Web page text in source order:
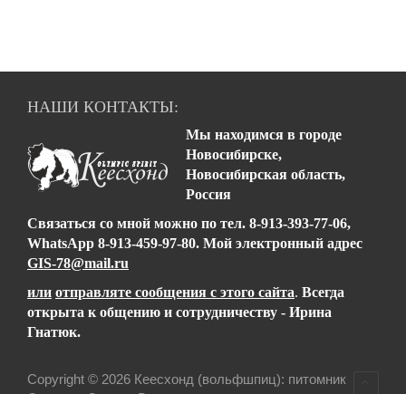
НАШИ КОНТАКТЫ:
Мы находимся в городе
Новосибирске,
Новосибирская область,
Россия
Связаться со мной можно по тел. 8-913-393-77-06,
WhatsApp 8-913-459-97-80. Мой электронный адрес
GIS-78@mail.ru
или отправляте сообщения с этого сайта. Всегда
открыта к общению и сотрудничеству - Ирина
Гнатюк.
Copyright © 2026 Кеесхонд (вольфшпиц): питомник